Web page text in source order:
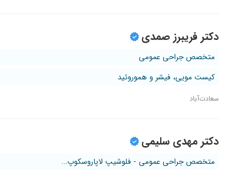
دکتر فریبرز صمدی
متخصص جراحی عمومی
کیست مویی، فیشر و هموروئید
سعادت‌آباد
دکتر مهدی سلیمی
متخصص جراحی عمومی - فلوشیپ لاپاروسکوپ...